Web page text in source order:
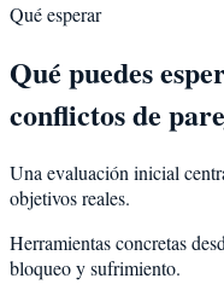
Qué esperar
Qué puedes
conflictos de
Una evaluación inicial
objetivos reales.
Herramientas concretas
bloqueo y sufrimiento.